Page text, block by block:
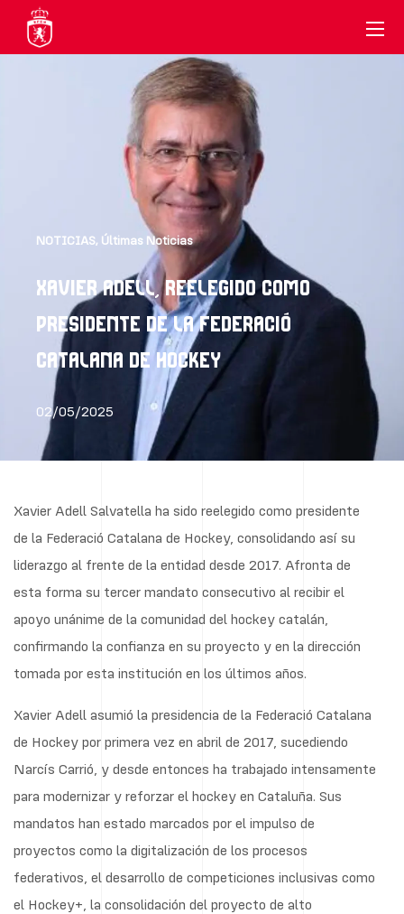
NOTICIAS, Últimas Noticias
XAVIER ADELL, REELEGIDO COMO
PRESIDENTE DE LA FEDERACIÓ
CATALANA DE HOCKEY
02/05/2025
Xavier Adell Salvatella ha sido reelegido como presidente
de la Federació Catalana de Hockey, consolidando así su
liderazgo al frente de la entidad desde 2017. Afronta de
esta forma su tercer mandato consecutivo al recibir el
apoyo unánime de la comunidad del hockey catalán,
confirmando la confianza en su proyecto y en la dirección
tomada por esta institución en los últimos años.
Xavier Adell asumió la presidencia de la Federació Catalana
de Hockey por primera vez en abril de 2017, sucediendo
Narcís Carrió, y desde entonces ha trabajado intensamente
para modernizar y reforzar el hockey en Cataluña. Sus
mandatos han estado marcados por el impulso de
proyectos como la digitalización de los procesos
federativos, el desarrollo de competiciones inclusivas como
el Hockey+, la consolidación del proyecto de alto